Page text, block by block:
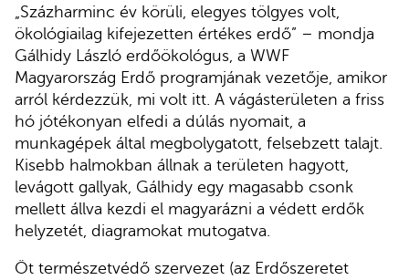
„Százharminc év körüli, elegyes tölgyes volt,
ökológiailag kifejezetten értékes erdő” – mondja
Gálhidy László erdőökológus, a WWF
Magyarország Erdő programjának vezetője, amikor
arról kérdezzük, mi volt itt. A vágásterületen a friss
hó jótékonyan elfedi a dúlás nyomait, a
munkagépek által megbolygatott, felsebzett talajt.
Kisebb halmokban állnak a területen hagyott,
levágott gallyak, Gálhidy egy magasabb csonk
mellett állva kezdi el magyarázni a védett erdők
helyzetét, diagramokat mutogatva.
Öt természetvédő szervezet (az Erdőszeretet